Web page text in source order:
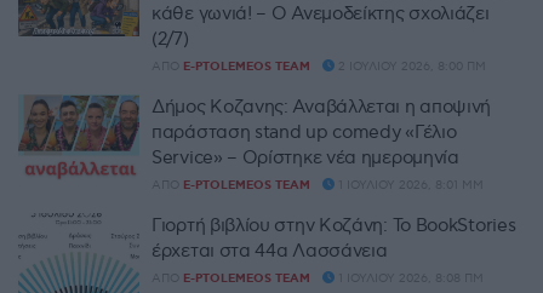
κάθε γωνιά! – Ο Ανεμοδείκτης σχολιάζει
(2/7)
ΑΠΌ E-PTOLEMEOS TEAM 2 ΙΟΥΛΊΟΥ 2026, 8:00 ΠΜ
Δήμος Κοζανης: Αναβάλλεται η αποψινή
παράσταση stand up comedy «Γέλιο
Service» – Ορίστηκε νέα ημερομηνία
ΑΠΌ E-PTOLEMEOS TEAM 1 ΙΟΥΛΊΟΥ 2026, 8:01 ΜΜ
Γιορτή βιβλίου στην Κοζάνη: Το BookStories
έρχεται στα 44α Λασσάνεια
ΑΠΌ E-PTOLEMEOS TEAM 1 ΙΟΥΛΊΟΥ 2026, 8:08 ΠΜ